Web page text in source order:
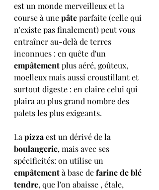
est un monde merveilleux et la
course à une pâte parfaite (celle qui
n'existe pas finalement) peut vous
entraîner au-delà de terres
inconnues : en quête d'un
empâtement plus aéré, goûteux,
moelleux mais aussi croustillant et
surtout digeste : en claire celui qui
plaira au plus grand nombre des
palets les plus exigeants.
La pizza est un dérivé de la
boulangerie, mais avec ses
spécificités: on utilise un
empâtement à base de farine de blé
tendre, que l'on abaisse , étale,